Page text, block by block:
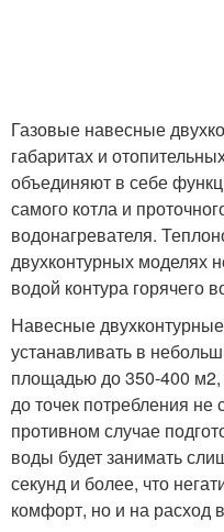
Газовые навесные
габаритах и
объединяют в себе
самого котла и
водонагревателя.
двухконтурных моделях
водой контура горячего
Навесные
устанавливать в
площадью до 350-400 м2,
до точек потребления
противном случае
воды будет занимать
секунд и более, что
комфорт, но и на расход